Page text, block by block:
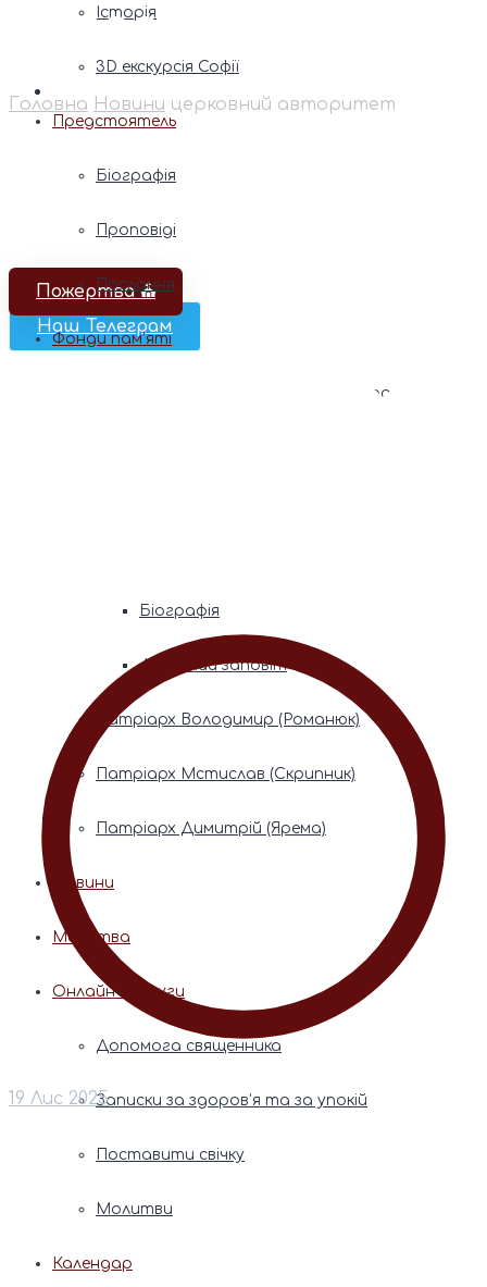
Наш Телеграм
Пожертва ⛪️
Історія
3D екскурсія Софії
Предстоятель
Біографія
Проповіді
Послання
Фонди пам’яті
Митрополита Володимира (Сабодана)
Біографія
Духовний заповіт
Патріарх Володимир (Романюк)
Патріарх Мстислав (Скрипник)
Патріарх Димитрій (Ярема)
Новини
Молитва
Онлайн послуги
Допомога священника
Записки за здоров’я та за упокій
Поставити свічку
Молитви
Календар
авторитет
Головна Новини церковний авторитет
19 Лис 2025